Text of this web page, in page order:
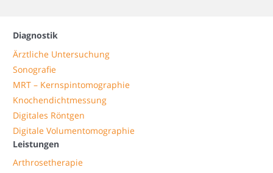
Diagnostik
Ärztliche Untersuchung
Sonografie
MRT – Kernspintomographie
Knochendichtmessung
Digitales Röntgen
Digitale Volumentomographie
Leistungen
Arthrosetherapie